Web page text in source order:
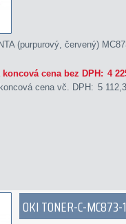
(purpurový, červený)
koncová cena bez DPH: 4
cena vč. DPH: 5
OKI TONER-C-MC873-